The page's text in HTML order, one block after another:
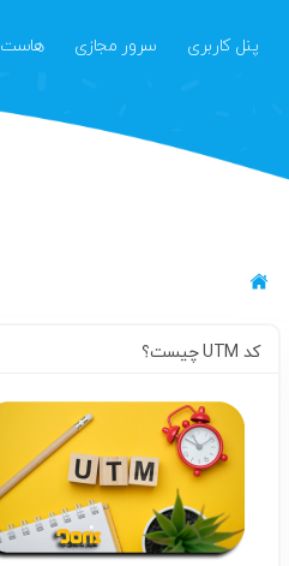
پنل کاربری سرور مجازی
مجازی
سرور
انگلستان
سرور
مجازی
هاست
کد UTM چیست؟